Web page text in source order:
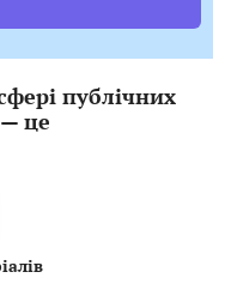
публічних
— це